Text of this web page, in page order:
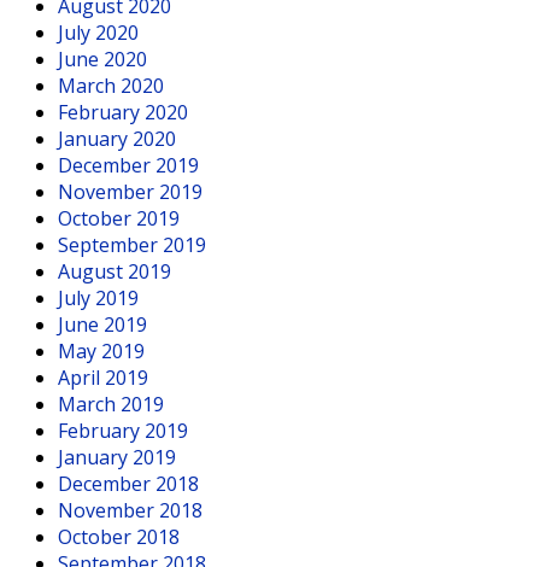
August 2020
July 2020
June 2020
March 2020
February 2020
January 2020
December 2019
November 2019
October 2019
September 2019
August 2019
July 2019
June 2019
May 2019
April 2019
March 2019
February 2019
January 2019
December 2018
November 2018
October 2018